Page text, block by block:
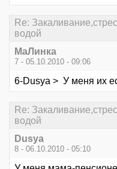
Re:
водой
МаЛинка
7 - 05.10.2010 - 09:06
6-Dusya > У меня их
Re:
водой
Dusya
8 - 06.10.2010 - 05:10